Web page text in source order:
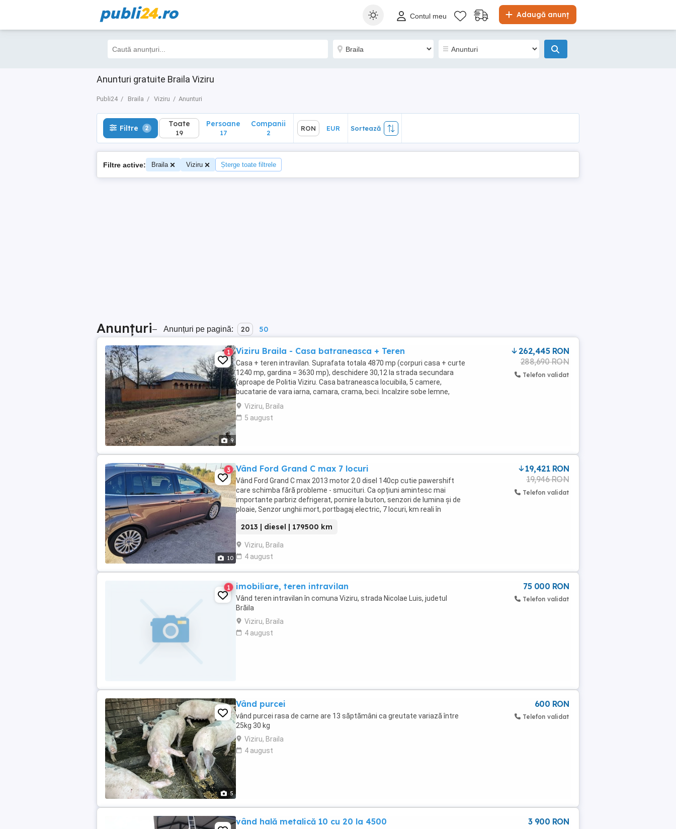
publi24.ro Adaugă anunț
Contul meu
Anunturi gratuite Braila Viziru
Publi24 Braila Viziru Anunturi
Filtre 2 Toate
19
Sortează
Filtre 2 Toate
19
Persoane
17
Companii
2
RON EUR Sortează
Filtre active: Braila Viziru Șterge toate filtrele
Anunțuri– Anunțuri pe pagină: 20 50
9
1 Viziru Braila - Casa batraneasca + Teren
Casa + teren intravilan. Suprafata totala 4870 mp (corpuri casa + curte
1240 mp, gardina = 3630 mp), deschidere 30,12 la strada secundara
(aproape de Politia Viziru. Casa batraneasca locuibila, 5 camere,
bucatarie de vara iarna, camara, crama, beci. Incalzire sobe lemne,
electrica, net + TV, apa curenta ...
Viziru, Braila
5 august
262,445 RON
288,690 RON
Telefon validat
10
3 Vând Ford Grand C max 7 locuri
Vând Ford Grand C max 2013 motor 2.0 disel 140cp cutie pawershift
care schimba fără probleme - smucituri. Ca opțiuni amintesc mai
importante parbriz defrigerat, pornire la buton, senzori de lumina și de
ploaie, Senzor unghii mort, portbagaj electric, 7 locuri, km reali în
2013 | diesel | 179500 km
Viziru, Braila
4 august
19,421 RON
19,946 RON
Telefon validat
1 imobiliare, teren intravilan
Vând teren intravilan în comuna Viziru, strada Nicolae Luis, judetul
Brăila
Viziru, Braila
4 august
75 000 RON
Telefon validat
5
Vând purcei
vând purcei rasa de carne are 13 săptămâni ca greutate variază între
25kg 30 kg
Viziru, Braila
4 august
600 RON
Telefon validat
vând hală metalică 10 cu 20 la 4500 3 900 RON